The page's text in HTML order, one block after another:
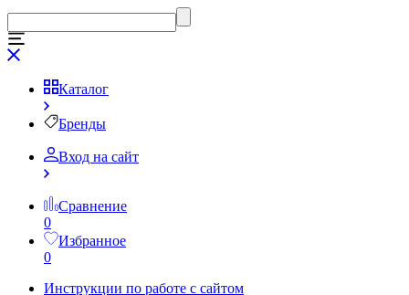
Каталог
Бренды
Вход на сайт
Сравнение
0
Избранное
0
Инструкции по работе с сайтом